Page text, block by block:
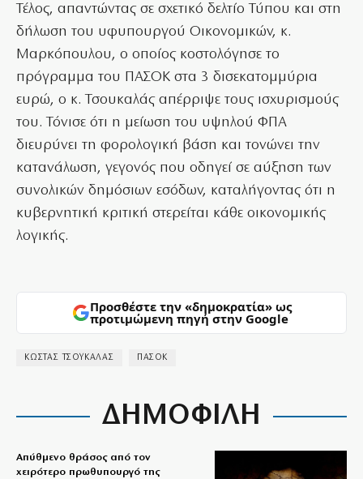
Τέλος, απαντώντας σε σχετικό δελτίο Τύπου και στη
δήλωση του υφυπουργού Οικονομικών, κ.
Μαρκόπουλου, ο οποίος κοστολόγησε το
πρόγραμμα του ΠΑΣΟΚ στα 3 δισεκατομμύρια
ευρώ, ο κ. Τσουκαλάς απέρριψε τους ισχυρισμούς
του. Τόνισε ότι η μείωση του υψηλού ΦΠΑ
διευρύνει τη φορολογική βάση και τονώνει την
κατανάλωση, γεγονός που οδηγεί σε αύξηση των
συνολικών δημόσιων εσόδων, καταλήγοντας ότι η
κυβερνητική κριτική στερείται κάθε οικονομικής
λογικής.
Προσθέστε την «δημοκρατία» ως
προτιμώμενη πηγή στην Google
ΚΩΣΤΑΣ ΤΣΟΥΚΑΛΑΣ ΠΑΣΟΚ
ΔΗΜΟΦΙΛΗ
Απύθμενο θράσος από τον
χειρότερο πρωθυπουργό της